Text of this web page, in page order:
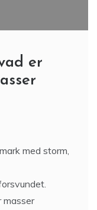
er
med storm,
masser